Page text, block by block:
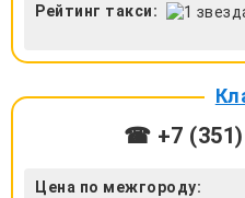
Рейтинг такси:
☎ +7 (351)
Цена по межгороду: